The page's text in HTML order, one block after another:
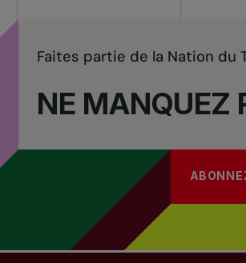
NE MANQUEZ
Faites partie de la Nation du